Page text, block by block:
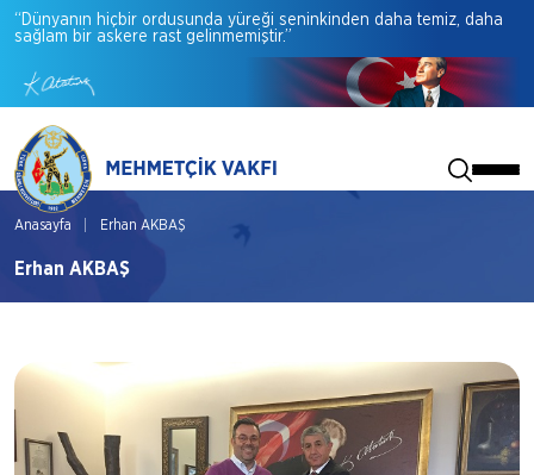
“Dünyanın hiçbir ordusunda yüreği seninkinden daha temiz, daha
sağlam bir askere rast gelinmemiştir.”
Anasayfa Erhan AKBAŞ
Erhan AKBAŞ